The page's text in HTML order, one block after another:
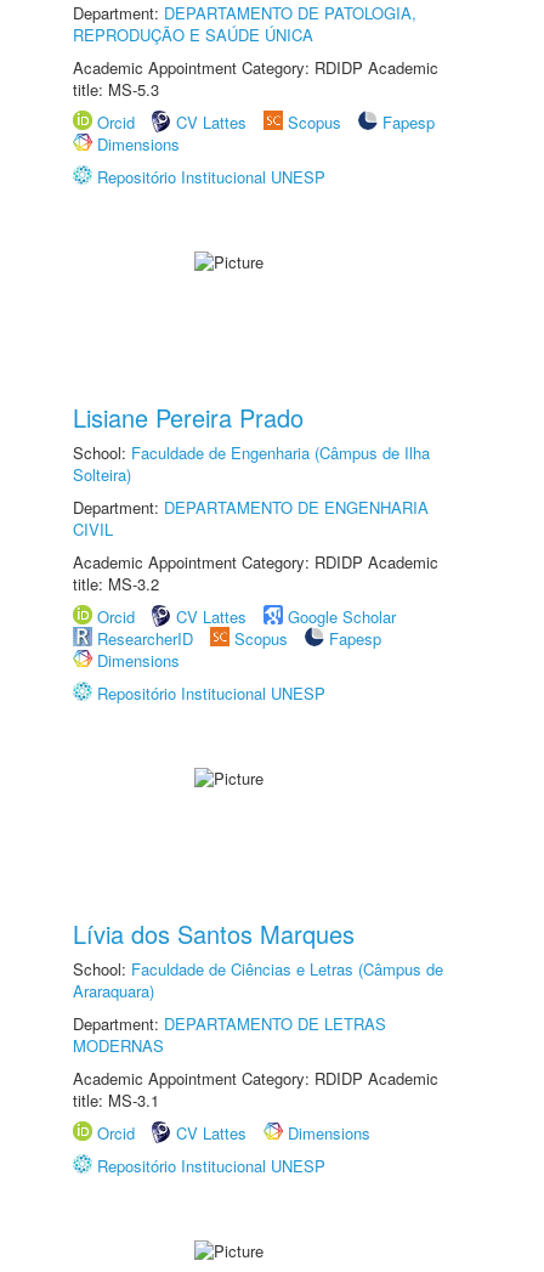
Department: DEPARTAMENTO DE PATOLOGIA,
REPRODUÇÃO E SAÚDE ÚNICA
Academic Appointment Category: RDIDP Academic
title: MS-5.3
Orcid
CV Lattes Scopus
Fapesp
Dimensions
Repositório Institucional UNESP
Lisiane Pereira Prado
School: Faculdade de Engenharia (Câmpus de Ilha
Solteira)
Department: DEPARTAMENTO DE ENGENHARIA
CIVIL
Academic Appointment Category: RDIDP Academic
title: MS-3.2
Orcid
CV Lattes
Google Scholar
ResearcherID
Scopus
Fapesp
Dimensions
Repositório Institucional UNESP
Lívia dos Santos Marques
School: Faculdade de Ciências e Letras (Câmpus de
Araraquara)
Department: DEPARTAMENTO DE LETRAS
MODERNAS
Academic Appointment Category: RDIDP Academic
title: MS-3.1
Orcid
CV Lattes
Dimensions
Repositório Institucional UNESP